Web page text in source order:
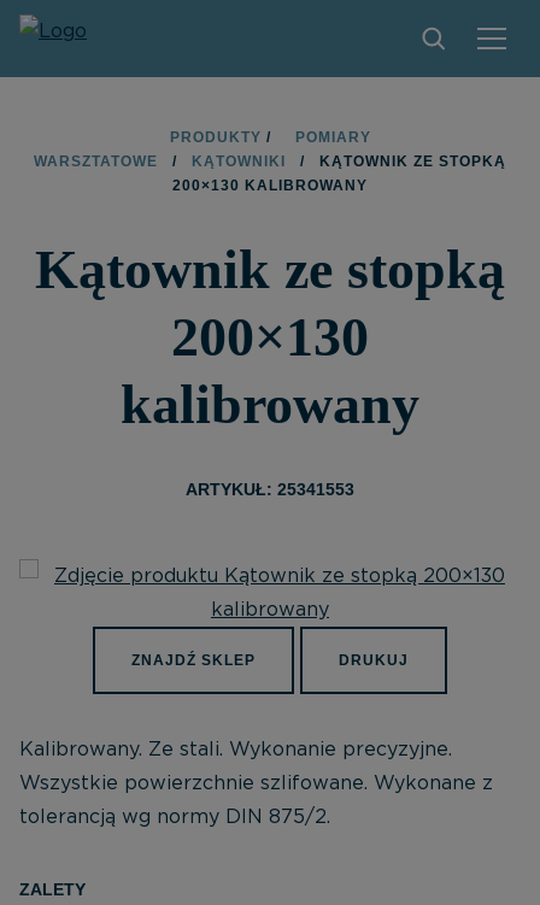
PRODUKTY
ZNAJDŹ SKLEP
KONTAKT
O MARCE LIMIT
PLIKI DO POBRANIA
PRODUKTY /
POMIARY
WARSZTATOWE
/ KĄTOWNIKI /
KĄTOWNIK ZE STOPKĄ
200×130 KALIBROWANY
Kątownik ze stopką
200×130
kalibrowany
ARTYKUŁ: 25341553
ZNAJDŹ SKLEP DRUKUJ
Kalibrowany. Ze stali. Wykonanie precyzyjne.
Wszystkie powierzchnie szlifowane. Wykonane z
tolerancją wg normy DIN 875/2.
ZALETY